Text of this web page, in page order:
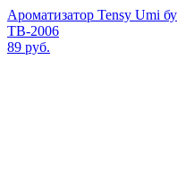
Ароматизатор Tensy Umi
TB-2006
89 руб.